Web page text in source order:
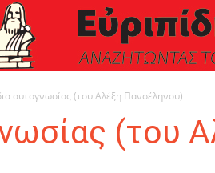
αυτογνωσίας (του Αλέξη Πανσέληνου)
(του